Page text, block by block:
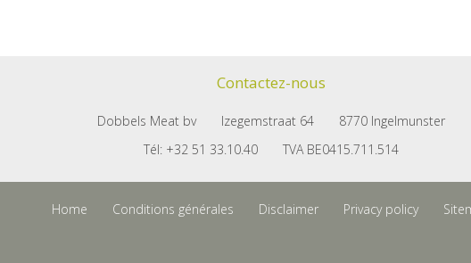
Contactez-nous
Dobbels Meat bv Izegemstraat 64
8770 Ingelmunster
Tél: +32 51 33.10.40
TVA BE0415.711.514
Home Conditions générales Disclaimer Privacy policy